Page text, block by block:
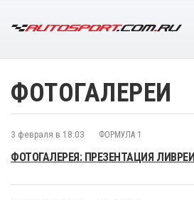
ФОТОГАЛЕРЕИ
3 февраля в 18:03 ФОРМУЛА 1
ФОТОГАЛЕРЕЯ: ПРЕЗЕНТАЦИЯ ЛИВРЕИ